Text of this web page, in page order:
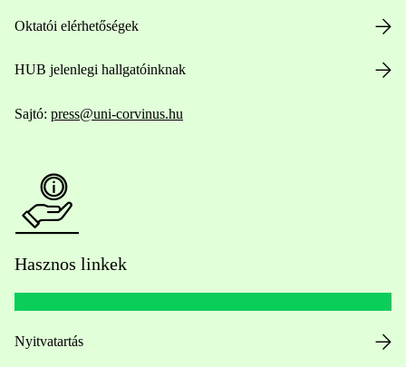
Oktatói elérhetőségek
HUB jelenlegi hallgatóinknak
Sajtó: press@uni-corvinus.hu
Hasznos linkek
Nyitvatartás